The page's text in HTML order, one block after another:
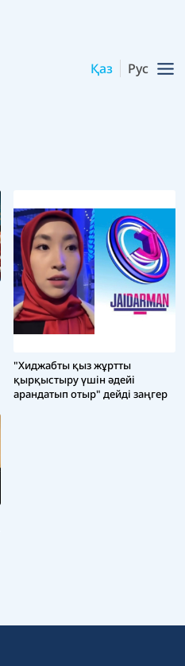
Қаз Рус
"Хиджабты қыз жұртты
қырқыстыру үшін әдейі
арандатып отыр" дейді заңгер